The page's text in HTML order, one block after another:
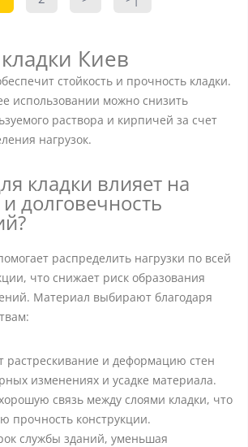
Киев
стойкость и прочность кладки.
использовании можно снизить
раствора и кирпичей за счет
нагрузок.
кладки влияет на
долговечность
распределить нагрузки по всей
что снижает риск образования
Материал выбирают благодаря
растрескивание и деформацию стен
изменениях и усадке материала.
связь между слоями кладки, что
прочность конструкции.
службы зданий, уменьшая